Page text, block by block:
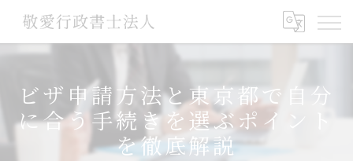
ビザ申請方法と東京都で自分
に合う手続きを選ぶポイント
を徹底解説